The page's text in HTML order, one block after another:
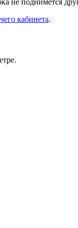
кабинета.